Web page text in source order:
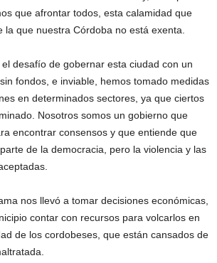
que afrontar todos, esta calamidad que
la que nuestra Córdoba no está exenta.
desafío de gobernar esta ciudad con un
fondos, e inviable, hemos tomado medidas
en determinados sectores, ya que ciertos
Nosotros somos un gobierno que
encontrar consensos y que entiende que
de la democracia, pero la violencia y las
nos llevó a tomar decisiones económicas,
contar con recursos para volcarlos en
de los cordobeses, que están cansados de